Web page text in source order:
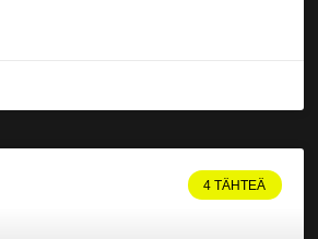
4 TÄHTEÄ